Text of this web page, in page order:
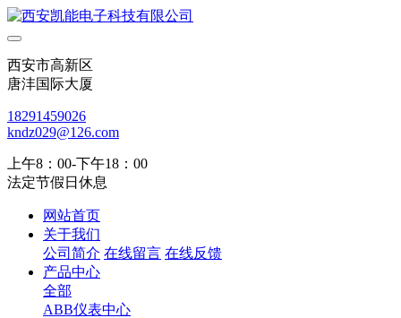
西安市高新区
唐沣国际大厦
18291459026
kndz029@126.com
上午8：00-下午18：00
法定节假日休息
网站首页
关于我们
公司简介 在线留言 在线反馈
产品中心
全部
ABB仪表中心